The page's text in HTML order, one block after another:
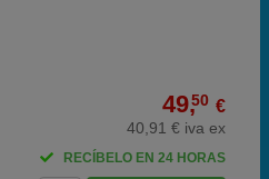
49,50 €
40,91 € iva ex
RECÍBELO EN 24 HORAS